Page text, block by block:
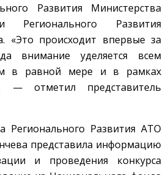
Развития Министерства
Регионального Развития
«Это происходит впервые за
внимание уделяется всем
в равной мере и в рамках
— отметил представитель
Регионального Развития АТО
представила информацию
и проведения конкурса